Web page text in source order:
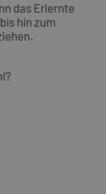
das Erlernte
hin zum